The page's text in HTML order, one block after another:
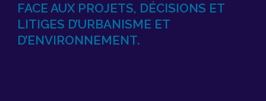
FACE AUX PROJETS, DÉCISIONS ET
LITIGES D’URBANISME ET
D’ENVIRONNEMENT.